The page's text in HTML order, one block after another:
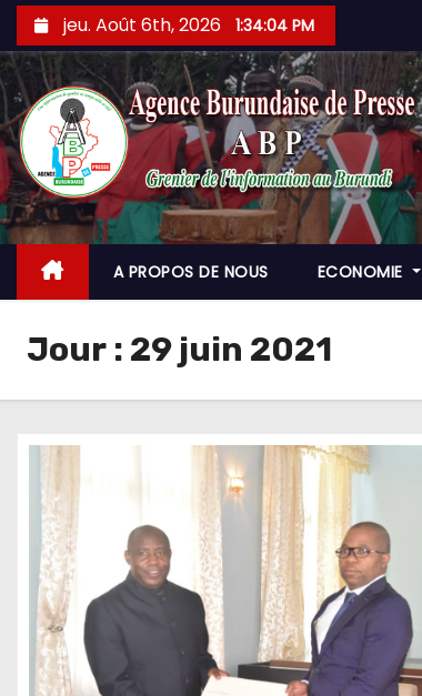
Skip
to
content
jeu. Août 6th, 2026 1:34:06 PM
A PROPOS DE NOUS ECONOMIE
Jour : 29 juin 2021